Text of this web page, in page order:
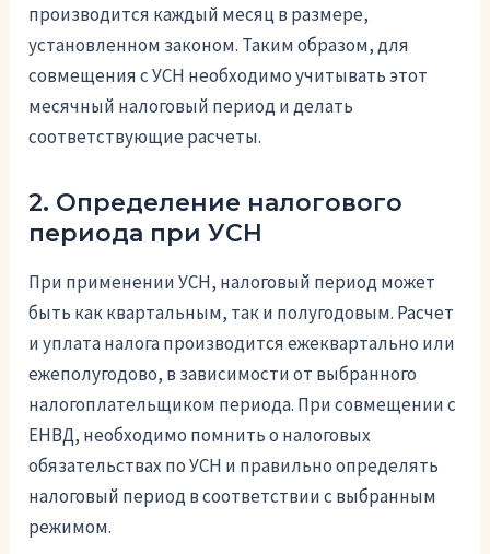
производится каждый месяц в размере,
установленном законом. Таким образом, для
совмещения с УСН необходимо учитывать этот
месячный налоговый период и делать
соответствующие расчеты.
2. Определение налогового
периода при УСН
При применении УСН, налоговый период может
быть как квартальным, так и полугодовым. Расчет
и уплата налога производится ежеквартально или
ежеполугодово, в зависимости от выбранного
налогоплательщиком периода. При совмещении с
ЕНВД, необходимо помнить о налоговых
обязательствах по УСН и правильно определять
налоговый период в соответствии с выбранным
режимом.